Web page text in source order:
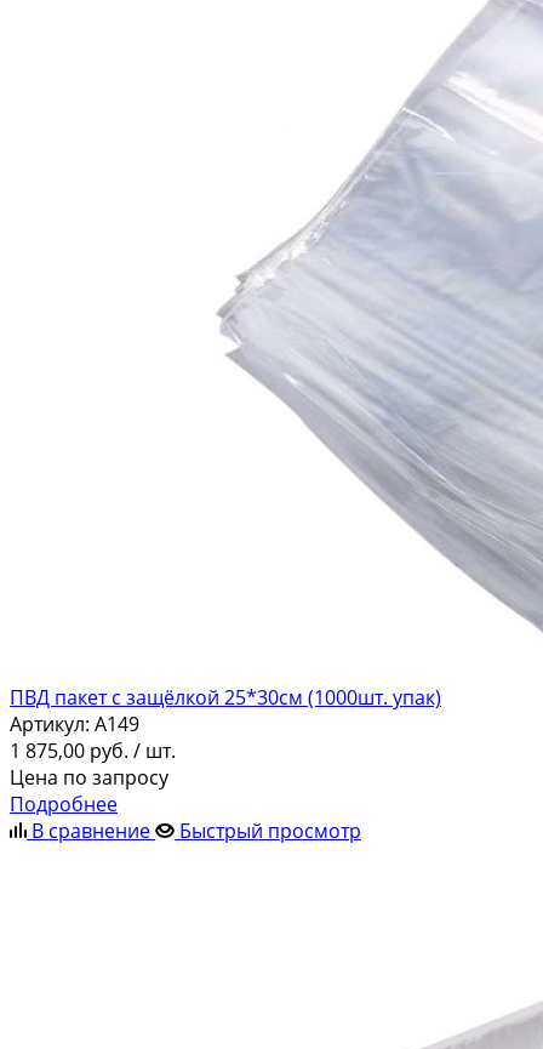
ПВД пакет с защёлкой 25*30см (1000шт. упак)
Артикул: A149
1 875,00 руб. / шт.
Цена по запросу
Подробнее
В сравнение
Быстрый просмотр